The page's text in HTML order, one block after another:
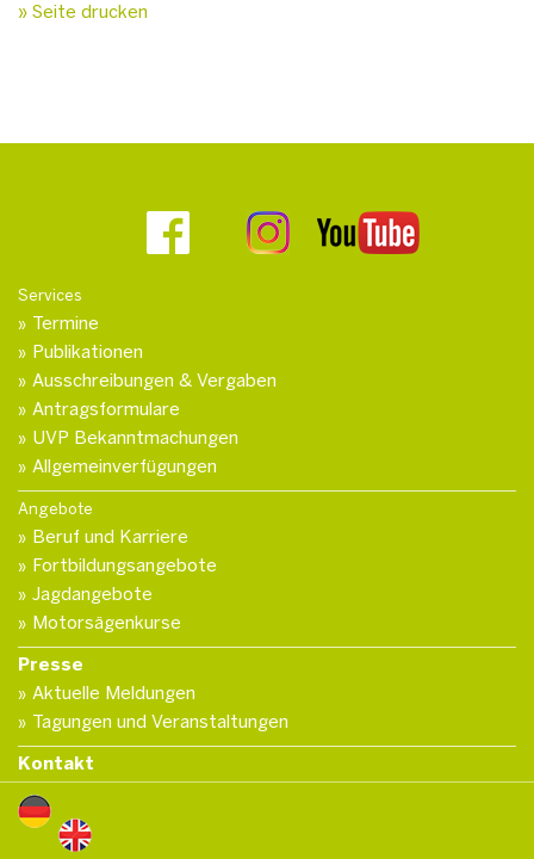
» Seite drucken
Services
Termine
Publikationen
Ausschreibungen & Vergaben
Antragsformulare
UVP Bekanntmachungen
Allgemeinverfügungen
Angebote
Beruf und Karriere
Fortbildungsangebote
Jagdangebote
Motorsägenkurse
Presse
Aktuelle Meldungen
Tagungen und Veranstaltungen
Kontakt